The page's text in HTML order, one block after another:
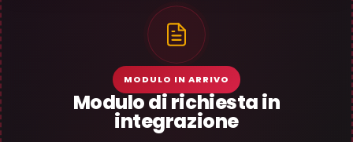
MODULO IN ARRIVO
Modulo di richiesta in
integrazione